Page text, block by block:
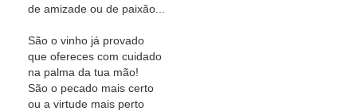
de amizade ou de paixão...
São o vinho já provado
que ofereces com cuidado
na palma da tua mão!
São o pecado mais certo
ou a virtude mais perto